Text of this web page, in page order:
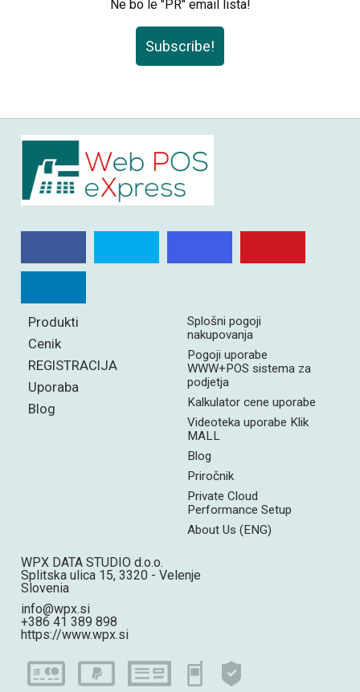
Ne bo le "PR" email lista!
Subscribe!
Produkti
Cenik
REGISTRACIJA
Uporaba
Blog
Splošni pogoji
nakupovanja
Pogoji uporabe
WWW+POS sistema za
podjetja
Kalkulator cene uporabe
Videoteka uporabe Klik
MALL
Blog
Priročnik
Private Cloud
Performance Setup
About Us (ENG)
WPX DATA STUDIO d.o.o.
Splitska ulica 15, 3320 - Velenje
Slovenia
info@wpx.si
+386 41 389 898
https://www.wpx.si